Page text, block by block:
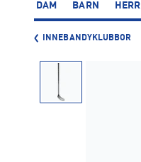
DAM BARN HERR
INNEBANDYKLUBBOR